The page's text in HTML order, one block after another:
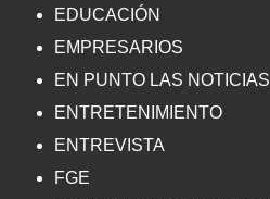
EDUCACIÓN
EMPRESARIOS
EN PUNTO LAS NOTICIAS
ENTRETENIMIENTO
ENTREVISTA
FGE